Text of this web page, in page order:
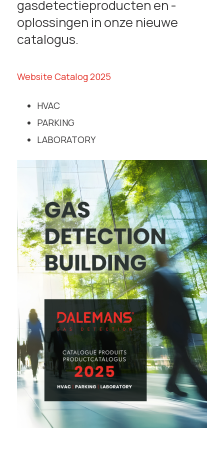
gasdetectieproducten en -
oplossingen in onze nieuwe
catalogus.
Website Catalog 2025
HVAC
PARKING
LABORATORY